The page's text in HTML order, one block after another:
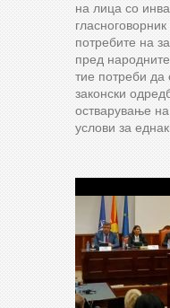
на лица со
гласноговорник
потребите на
пред
тие потреби да
законски
остварување
услови за